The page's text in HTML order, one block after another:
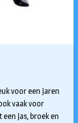
voor een jaren
vaak voor
jas, broek en